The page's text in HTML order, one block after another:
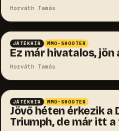
Horváth Tamás
JÁTÉKHÍR MMO-SHOOTER
Ez már hivatalos, jön
Horváth Tamás
JÁTÉKHÍR MMO-SHOOTER
Jövő héten érkezik a
Triumph, de már itt